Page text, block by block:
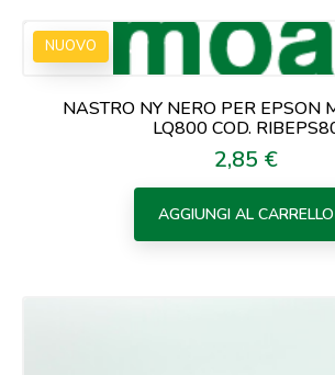
NASTRO NY NERO PER EPSON
LQ800 COD.
Prezzo
2,85 €
AGGIUNGI AL CARRELLO
NUOVO